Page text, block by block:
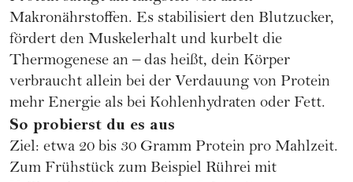
Makronährstoffen. Es stabilisiert den Blutzucker,
fördert den Muskelerhalt und kurbelt die
Thermogenese an – das heißt, dein Körper
verbraucht allein bei der Verdauung von Protein
mehr Energie als bei Kohlenhydraten oder Fett.
So probierst du es aus
Ziel: etwa 20 bis 30 Gramm Protein pro Mahlzeit.
Zum Frühstück zum Beispiel Rührei mit